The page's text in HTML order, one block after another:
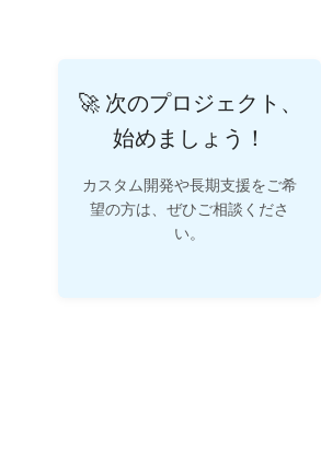
🚀 次のプロジェクト、
始めましょう！
カスタム開発や長期支援をご希
望の方は、ぜひご相談くださ
い。